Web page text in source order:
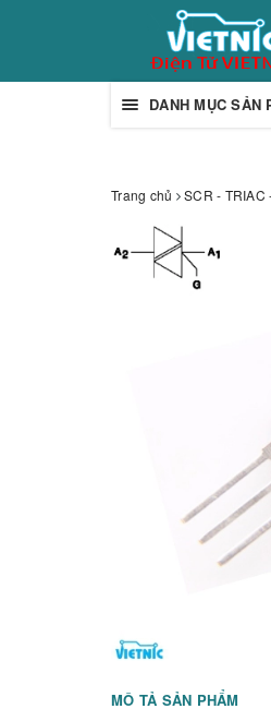
DANH MỤC SẢN
Trang chủ SCR - TRIAC
MÔ TẢ SẢN PHẨM